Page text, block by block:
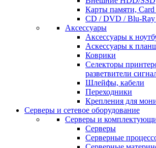
Карты памяти, Card
CD / DVD / Blu-Ray
Аксессуары
Аксессуары к
Аскессуары к
Коврики
Селекторы
разветвители
Шлейфы, кабели
Переходники
Крепления для
Серверы и сетевое оборудование
Серверы и
Серверы
Серверные